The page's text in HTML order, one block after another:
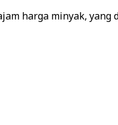
harga minyak,